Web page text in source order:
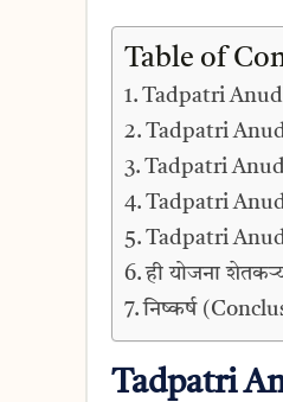
Table of
Tadpatri
Tadpatri
Tadpatri
Tadpatri
Tadpatri
ही योजना
निष्कर्ष
Tadpatri